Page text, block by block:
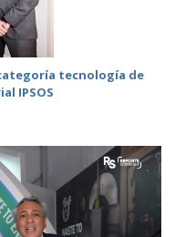
tecnología de
IPSOS